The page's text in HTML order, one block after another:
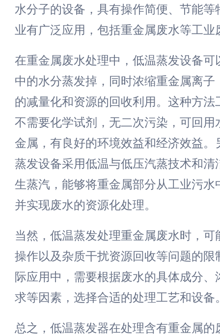
水分子的设备，具有操作简便、节能等
业有广泛应用，包括重金属废水等工业
在重金属废水处理中，低温蒸发设备可
中的水分蒸发掉，同时浓缩重金属离子
的减量化和资源的回收利用。这种方法
不需要化学试剂，无二次污染，可回用
金属，有良好的环境效益和经济效益。
蒸发设备采用低温与低压汽蒸技术和清
生蒸汽，能够将重金属部分从工业污水
并实现废水的资源化处理。
当然，低温蒸发处理重金属废水时，可
操作以及杂质干扰资源回收等问题的限
际应用中，需要根据废水的具体成分、
求等因素，选择合适的处理工艺和设备
总之，低温蒸发器在处理含有重金属的